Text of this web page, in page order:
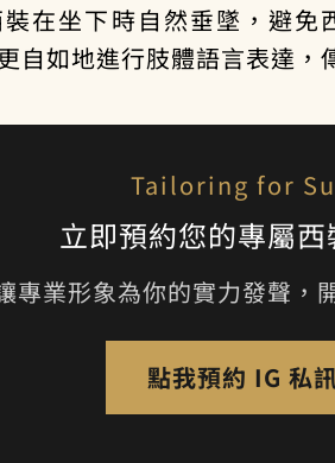
在坐下時自然垂墜，避
自如地進行肢體語言表達，
Tailoring for
立即預約您的專屬
專業形象為你的實力發聲，
點我預約 IG 私